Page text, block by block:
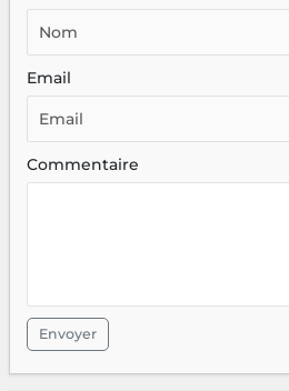
Email
Commentaire
Envoyer